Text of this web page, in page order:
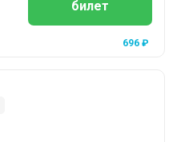
билет
696 ₽